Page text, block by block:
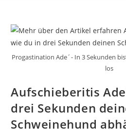
Progastination Ade´- In 3 Sekunden
los
Aufschieberitis
drei Sekunden
Schweinehund